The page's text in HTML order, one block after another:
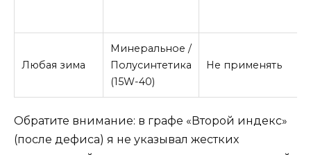
Любая зима
Минеральное /
Полусинтетика
(15W-40)
Не применять
Обратите внимание: в графе «Второй индекс»
(после дефиса) я не указывал жестких